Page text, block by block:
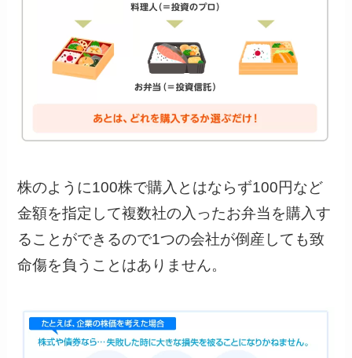
株のように100株で購入とはならず100円など
金額を指定して複数社の入ったお弁当を購入す
ることができるので1つの会社が倒産しても致
命傷を負うことはありません。